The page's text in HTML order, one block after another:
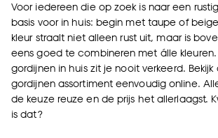
Voor iedereen die op zoek is naar een
basis voor in huis: begin met taupe of
kleur straalt niet alleen rust uit, maar is
eens goed te combineren met álle
gordijnen in huis zit je nooit verkeerd. Bekijk
gordijnen assortiment eenvoudig online.
de keuze reuze en de prijs het allerlaagst.
is dat?